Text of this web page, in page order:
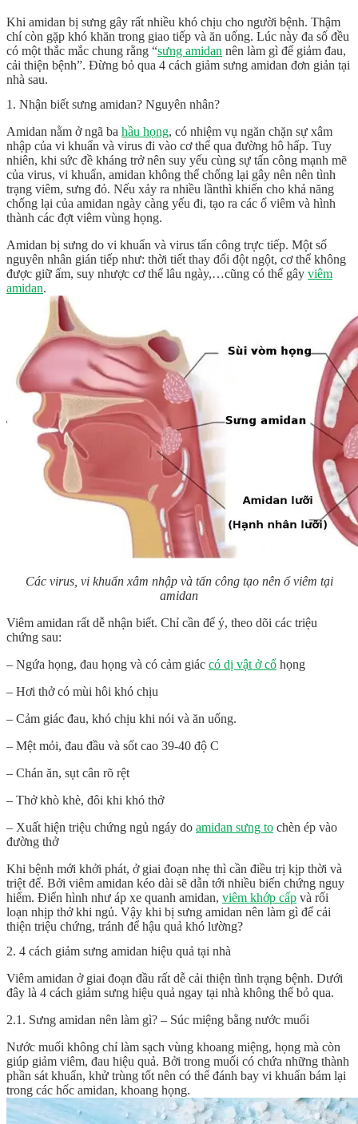
Khi amidan bị sưng gây rất nhiều khó chịu cho người bệnh. Thậm
chí còn gặp khó khăn trong giao tiếp và ăn uống. Lúc này đa số đều
có một thắc mắc chung rằng “sưng amidan nên làm gì để giảm đau,
cải thiện bệnh”. Đừng bỏ qua 4 cách giảm sưng amidan đơn giản tại
nhà sau.
1. Nhận biết sưng amidan? Nguyên nhân?
Amidan nằm ở ngã ba hầu họng, có nhiệm vụ ngăn chặn sự xâm
nhập của vi khuẩn và virus đi vào cơ thể qua đường hô hấp. Tuy
nhiên, khi sức đề kháng trở nên suy yếu cùng sự tấn công mạnh mẽ
của virus, vi khuẩn, amidan không thể chống lại gây nên nên tình
trạng viêm, sưng đỏ. Nếu xảy ra nhiều lầnthì khiến cho khả năng
chống lại của amidan ngày càng yếu đi, tạo ra các ổ viêm và hình
thành các đợt viêm vùng họng.
Amidan bị sưng do vi khuẩn và virus tấn công trực tiếp. Một số
nguyên nhân gián tiếp như: thời tiết thay đổi đột ngột, cơ thể không
được giữ ấm, suy nhược cơ thể lâu ngày,…cũng có thể gây viêm
amidan.
Các virus, vi khuẩn xâm nhập và tấn công tạo nên ổ viêm tại
amidan
Viêm amidan rất dễ nhận biết. Chỉ cần để ý, theo dõi các triệu
chứng sau:
– Ngứa họng, đau họng và có cảm giác có dị vật ở cổ họng
– Hơi thở có mùi hôi khó chịu
– Cảm giác đau, khó chịu khi nói và ăn uống.
– Mệt mỏi, đau đầu và sốt cao 39-40 độ C
– Chán ăn, sụt cân rõ rệt
– Thở khò khè, đôi khi khó thở
– Xuất hiện triệu chứng ngủ ngáy do amidan sưng to chèn ép vào
đường thở
Khi bệnh mới khởi phát, ở giai đoạn nhẹ thì cần điều trị kịp thời và
triệt để. Bởi viêm amidan kéo dài sẽ dẫn tới nhiều biến chứng nguy
hiểm. Điển hình như áp xe quanh amidan, viêm khớp cấp và rối
loạn nhịp thở khi ngủ. Vậy khi bị sưng amidan nên làm gì để cải
thiện triệu chứng, tránh để hậu quả khó lường?
2. 4 cách giảm sưng amidan hiệu quả tại nhà
Viêm amidan ở giai đoạn đầu rất dễ cải thiện tình trạng bệnh. Dưới
đây là 4 cách giảm sưng hiệu quả ngay tại nhà không thể bỏ qua.
2.1. Sưng amidan nên làm gì? – Súc miệng bằng nước muối
Nước muối không chỉ làm sạch vùng khoang miệng, họng mà còn
giúp giảm viêm, đau hiệu quả. Bởi trong muối có chứa những thành
phần sát khuẩn, khử trùng tốt nên có thể đánh bay vi khuẩn bám lại
trong các hốc amidan, khoang họng.